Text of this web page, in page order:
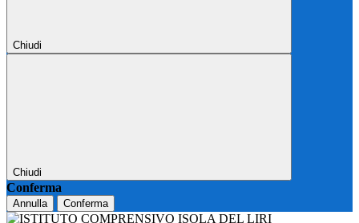
Chiudi
Chiudi
Conferma
Annulla Conferma